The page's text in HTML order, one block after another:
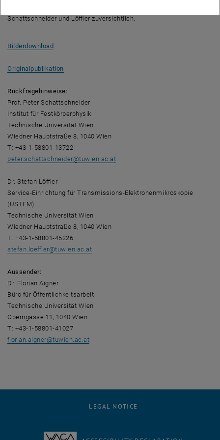
Schattschneider und Löffler zuversichtlich.
Bilderdownload, opens an external URL in a new window
Originalpublikation, opens an external URL in a new window
Rückfragehinweise:
Prof. Peter Schattschneider
Institut für Festkörperphysik
Technische Universität Wien
Wiedner Hauptstraße 8, 1040 Wien
T: +43-1-58801-13722
peter.schattschneider@tuwien.ac.at
Dr. Stefan Löffler
Service-Einrichtung für Transmissions-Elektronenmikroskopie
(USTEM)
Technische Universität Wien
Wiedner Hauptstraße 8, 1040 Wien
T: +43-1-58801-45226
stefan.loeffler@tuwien.ac.at
Aussender:
Dr. Florian Aigner
Büro für Öffentlichkeitsarbeit
Technische Universität Wien
Operngasse 11, 1040 Wien
T: +43-1-58801-41027
florian.aigner@tuwien.ac.at
LEGAL NOTICE